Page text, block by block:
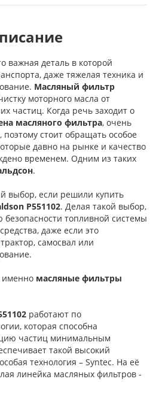
важная деталь в которой
даже тяжелая техника и
Масляный фильтр
моторного масла от
частиц. Когда речь заходит о
масляного фильтра, очень
поэтому стоит обращать особое
давно на рынке и качество
временем. Одним из таких
.
выбор, если решили купить
P551102. Делая такой выбор,
безопасности топливной системы
даже если это
самосвал или
именно масляные фильтры
работают по
которая способна
частиц минимальным
такой высокий
технология – Syntec. На её
линейка масляных фильтров -